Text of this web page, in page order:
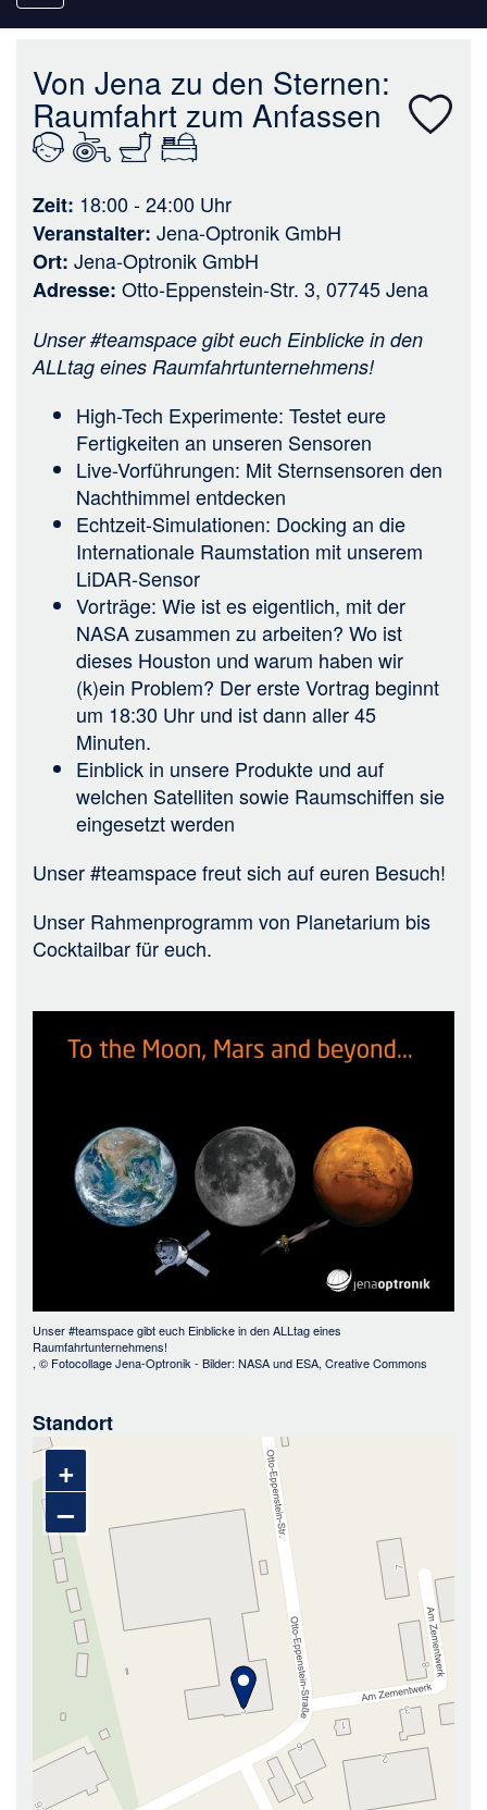
navigation
Von Jena zu den Sternen:
Raumfahrt zum Anfassen
Zeit 18:00 - 24:00 Uhr
Veranstalter Jena-Optronik GmbH
Ort Jena-Optronik GmbH
Adresse Otto-Eppenstein-Str. 3, 07745 Jena
Unser #teamspace gibt euch Einblicke in den
ALLtag eines Raumfahrtunternehmens!
High-Tech Experimente: Testet eure
Fertigkeiten an unseren Sensoren
Live-Vorführungen: Mit Sternsensoren den
Nachthimmel entdecken
Echtzeit-Simulationen: Docking an die
Internationale Raumstation mit unserem
LiDAR-Sensor
Vorträge: Wie ist es eigentlich, mit der
NASA zusammen zu arbeiten? Wo ist
dieses Houston und warum haben wir
(k)ein Problem? Der erste Vortrag beginnt
um 18:30 Uhr und ist dann aller 45
Minuten.
Einblick in unsere Produkte und auf
welchen Satelliten sowie Raumschiffen sie
eingesetzt werden
Unser #teamspace freut sich auf euren Besuch!
Unser Rahmenprogramm von Planetarium bis
Cocktailbar für euch.
Unser #teamspace gibt euch Einblicke in den ALLtag eines
Raumfahrtunternehmens!
, © Fotocollage Jena-Optronik - Bilder: NASA und ESA, Creative Commons
Standort
+
–